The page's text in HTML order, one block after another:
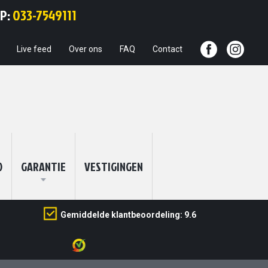
033-7549111
Live feed Over ons FAQ Contact
GARANTIE VESTIGINGEN
Gemiddelde klantbeoordeling: 9.6